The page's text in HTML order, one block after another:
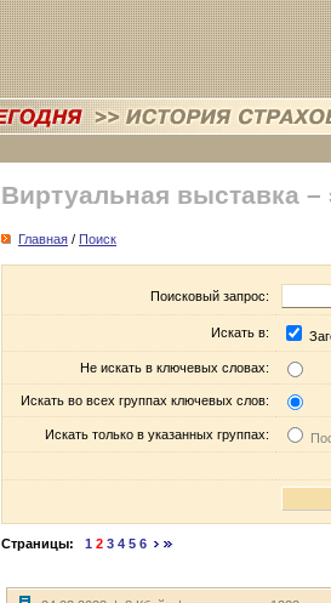
Виртуальная выставка –
Главная / Поиск
Поисковый запрос:
Искать в:
Не искать в ключевых словах:
Искать во всех группах ключевых слов:
Искать только в указанных группах:
Страницы: 1 2 3 4 5 6